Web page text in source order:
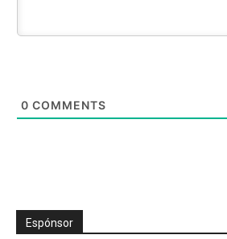
0 COMMENTS
Espónsor